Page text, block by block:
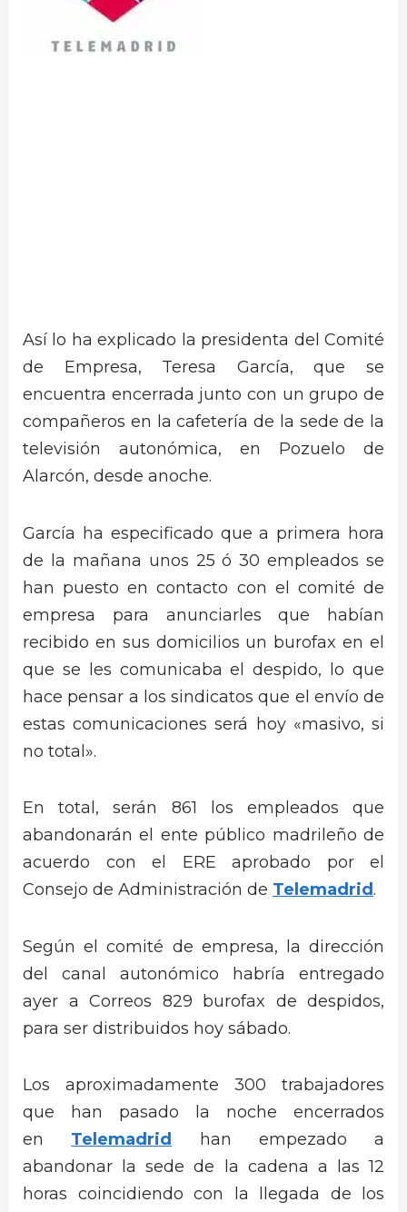
Así lo ha explicado la presidenta del Comité
de Empresa, Teresa García, que se
encuentra encerrada junto con un grupo de
compañeros en la cafetería de la sede de la
televisión autonómica, en Pozuelo de
Alarcón, desde anoche.
García ha especificado que a primera hora
de la mañana unos 25 ó 30 empleados se
han puesto en contacto con el comité de
empresa para anunciarles que habían
recibido en sus domicilios un burofax en el
que se les comunicaba el despido, lo que
hace pensar a los sindicatos que el envío de
estas comunicaciones será hoy «masivo, si
no total».
En total, serán 861 los empleados que
abandonarán el ente público madrileño de
acuerdo con el ERE aprobado por el
Consejo de Administración de Telemadrid.
Según el comité de empresa, la dirección
del canal autonómico habría entregado
ayer a Correos 829 burofax de despidos,
para ser distribuidos hoy sábado.
Los aproximadamente 300 trabajadores
que han pasado la noche encerrados
en Telemadrid
han empezado a
abandonar la sede de la cadena a las 12
horas coincidiendo con la llegada de los